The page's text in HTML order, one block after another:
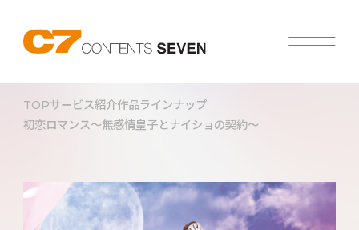
TOPサービス紹介作品ラインナップ
初恋ロマンス～無感情皇子とナイショの契約～